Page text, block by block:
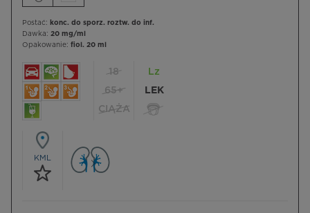
Postać: konc. do sporz. roztw. do inf.
Dawka: 20 mg/ml
Opakowanie: fiol. 20 ml
18
65+
CIĄŻA
Lz
LEK
KML